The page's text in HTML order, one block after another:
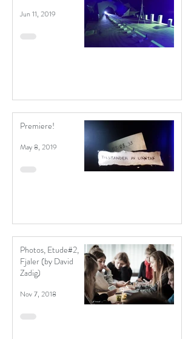
Jun 11, 2019
Premiere!
May 8, 2019
Photos, Etude#2,
Fjaler (by David
Zadig)
Nov 7, 2018